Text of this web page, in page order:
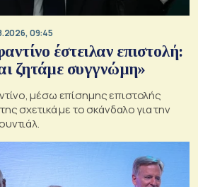
09:45
έστειλαν επιστολή:
ζητάμε συγγνώμη»
μέσω επίσημης επιστολής
σχετικά με το σκάνδαλο για την